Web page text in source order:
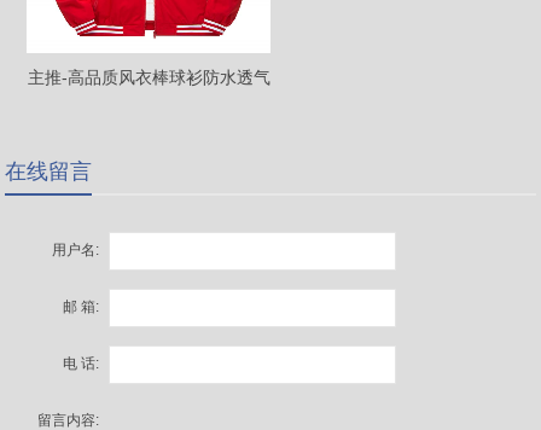
主推-高品质风衣棒球衫防水透气
在线留言
用户名:
邮 箱:
电 话:
留言内容: